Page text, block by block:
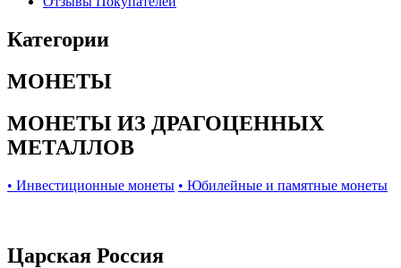
Категории
МОНЕТЫ
МОНЕТЫ ИЗ ДРАГОЦЕННЫХ
МЕТАЛЛОВ
• Инвестиционные монеты • Юбилейные и памятные монеты
Царская Россия